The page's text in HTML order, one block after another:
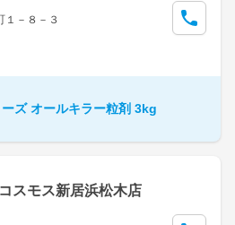
１－８－３
ズ オールキラー粒剤 3kg
スモス新居浜松木店